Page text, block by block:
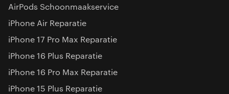
AirPods Schoonmaakservice
iPhone Air Reparatie
iPhone 17 Pro Max Reparatie
iPhone 16 Plus Reparatie
iPhone 16 Pro Max Reparatie
iPhone 15 Plus Reparatie